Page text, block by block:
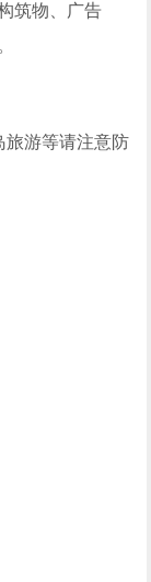
筑物、广告
旅游等请注意防